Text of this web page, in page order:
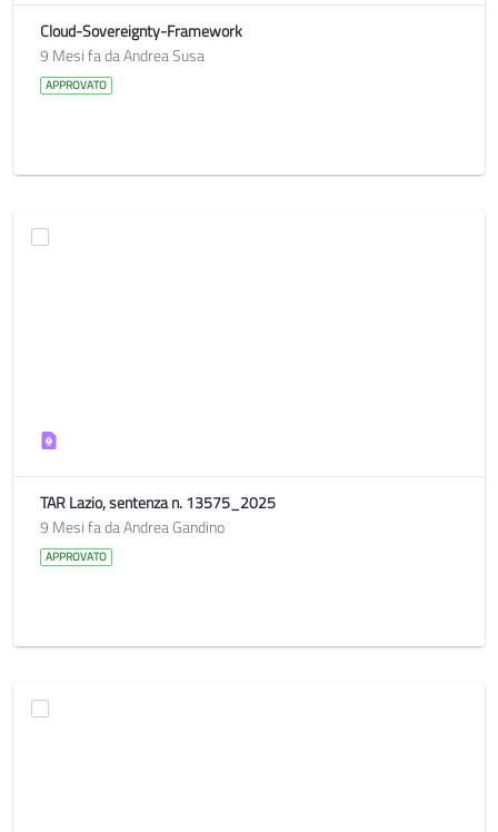
Cloud-Sovereignty-Framework
9 Mesi fa da Andrea Susa
APPROVATO
TAR Lazio, sentenza n. 13575_2025
9 Mesi fa da Andrea Gandino
APPROVATO